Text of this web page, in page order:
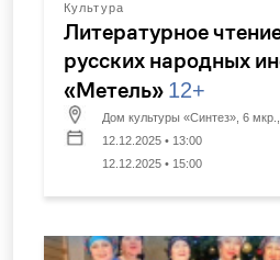
Культура
Литературное
русских народных
«Метель» 12+
Дом культуры «Синтез», 6
12.12.2025 • 13:00
12.12.2025 • 15:00